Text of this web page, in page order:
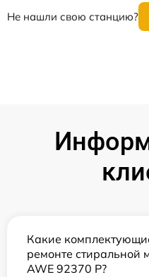
Не нашли свою станцию?
Какие
ремонте
AWE 92370 P?